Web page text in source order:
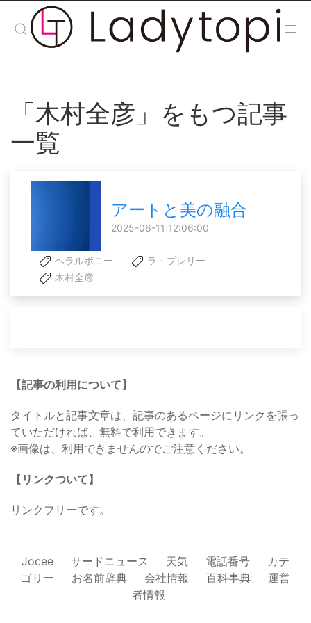
「木村全彦」をもつ記事
一覧
アートと美の融合
2025-06-11 12:06:00
ヘラルボニー
ラ・プレリー
木村全彦
【記事の利用について】
タイトルと記事文章は、記事のあるページにリンクを張っ
ていただければ、無料で利用できます。
※画像は、利用できませんのでご注意ください。
【リンクついて】
リンクフリーです。
Jocee サードニュース 天気 電話番号
カテ
ゴリー
お名前辞典 会社情報 百科事典
運営
者情報